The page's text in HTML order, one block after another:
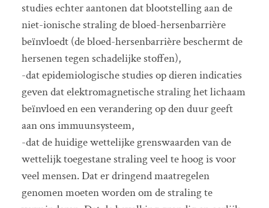
studies echter aantonen dat blootstelling aan de
niet-ionische straling de bloed-hersenbarrière
beïnvloedt (de bloed-hersenbarrière beschermt de
hersenen tegen schadelijke stoffen),
-dat epidemiologische studies op dieren indicaties
geven dat elektromagnetische straling het lichaam
beïnvloed en een verandering op den duur geeft
aan ons immuunsysteem,
-dat de huidige wettelijke grenswaarden van de
wettelijk toegestane straling veel te hoog is voor
veel mensen. Dat er dringend maatregelen
genomen moeten worden om de straling te